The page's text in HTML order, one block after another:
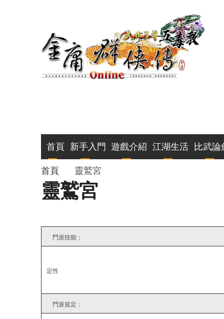
主
導
覽
首頁 新手入門 遊戲介紹 江湖生活 比武論
導
航
結
首頁 靈鷲宮
靈鷲宮
門派技能：
定性
門派規定：